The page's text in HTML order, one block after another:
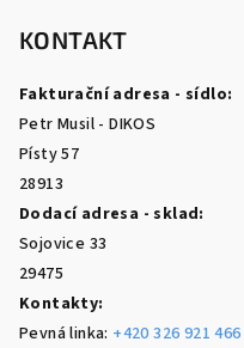
KONTAKT
Fakturační adresa - sídlo:
Petr Musil - DIKOS
Písty 57
28913
Dodací adresa - sklad:
Sojovice 33
29475
Kontakty:
Pevná linka: +420 326 921 466